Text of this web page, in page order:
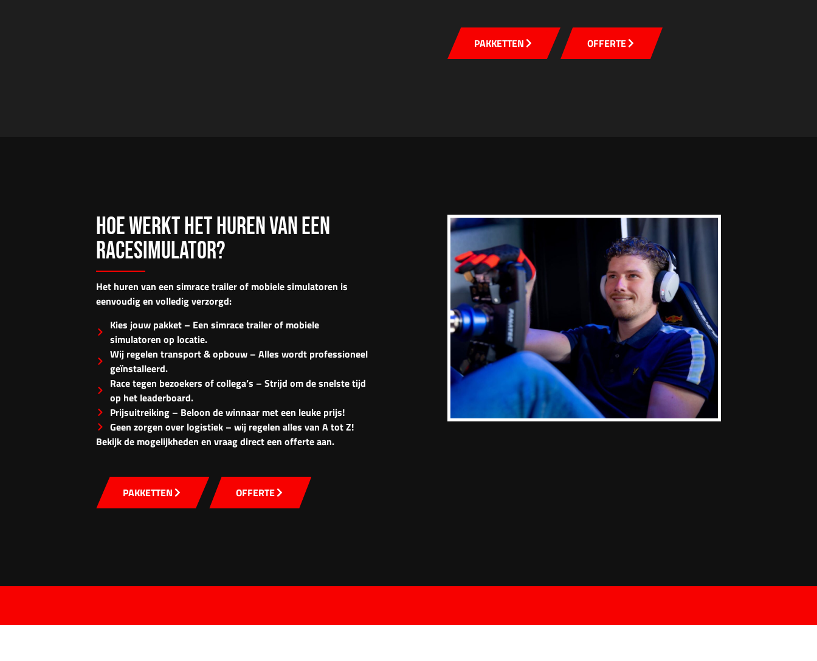
PAKKETTEN OFFERTE
HOE WERKT HET HUREN VAN EEN
RACESIMULATOR?
Het huren van eensimrace trailer of mobiele simulatoren is
eenvoudig en volledig verzorgd:
Kies jouw pakket – Een simrace trailer of mobiele
simulatoren op locatie.
Wij regelen transport & opbouw – Alles wordt professioneel
geïnstalleerd.
Race tegen bezoekers of collega’s – Strijd om de snelste tijd
op het leaderboard.
Prijsuitreiking – Beloon de winnaar met een leuke prijs!
Geen zorgen over logistiek – wij regelen alles van A tot Z!
Bekijk de mogelijkheden en vraag direct een offerte aan.
PAKKETTEN OFFERTE